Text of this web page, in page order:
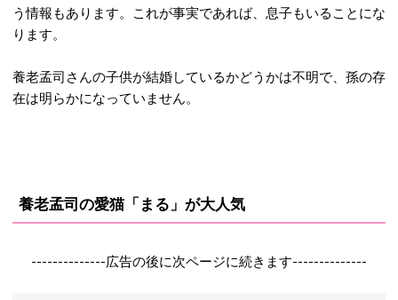
う情報もあります。これが事実であれば、息子もいることにな
ります。
養老孟司さんの子供が結婚しているかどうかは不明で、孫の存
在は明らかになっていません。
養老孟司の愛猫「まる」 が大人気
--------------広告の後に次ページに続きます--------------